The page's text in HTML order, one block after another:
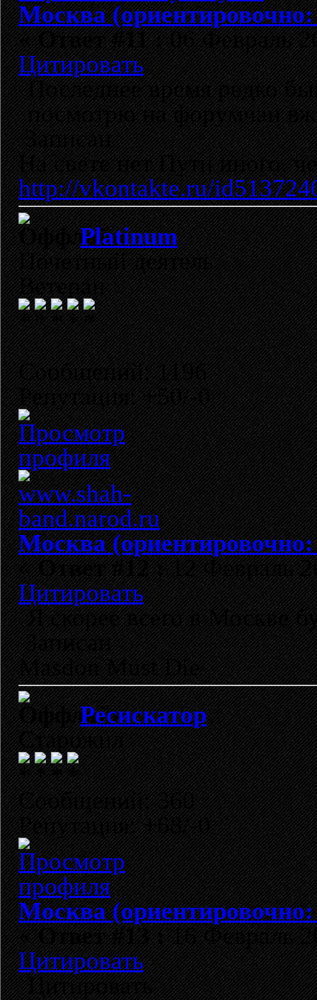
Москва
«Ответ #11 :06 Февраль
Цитировать
Последнее время редко
посмотрю на форумчан
Записан
На свете нет Пути иного,
http://vkontakte.ru/
Platinum
Почетный деятель
Ветеран
Сообщений: 1196
Репутация: +50/-0
Москва
«Ответ #12 :12 Февраль
Цитировать
Я скорее всего в Москве
Записан
Masdon Must Die
Ресискатор
Старожил
Сообщений: 360
Репутация: +68/-0
Москва
«Ответ #13 :16 Февраль
Цитировать
Цитировать